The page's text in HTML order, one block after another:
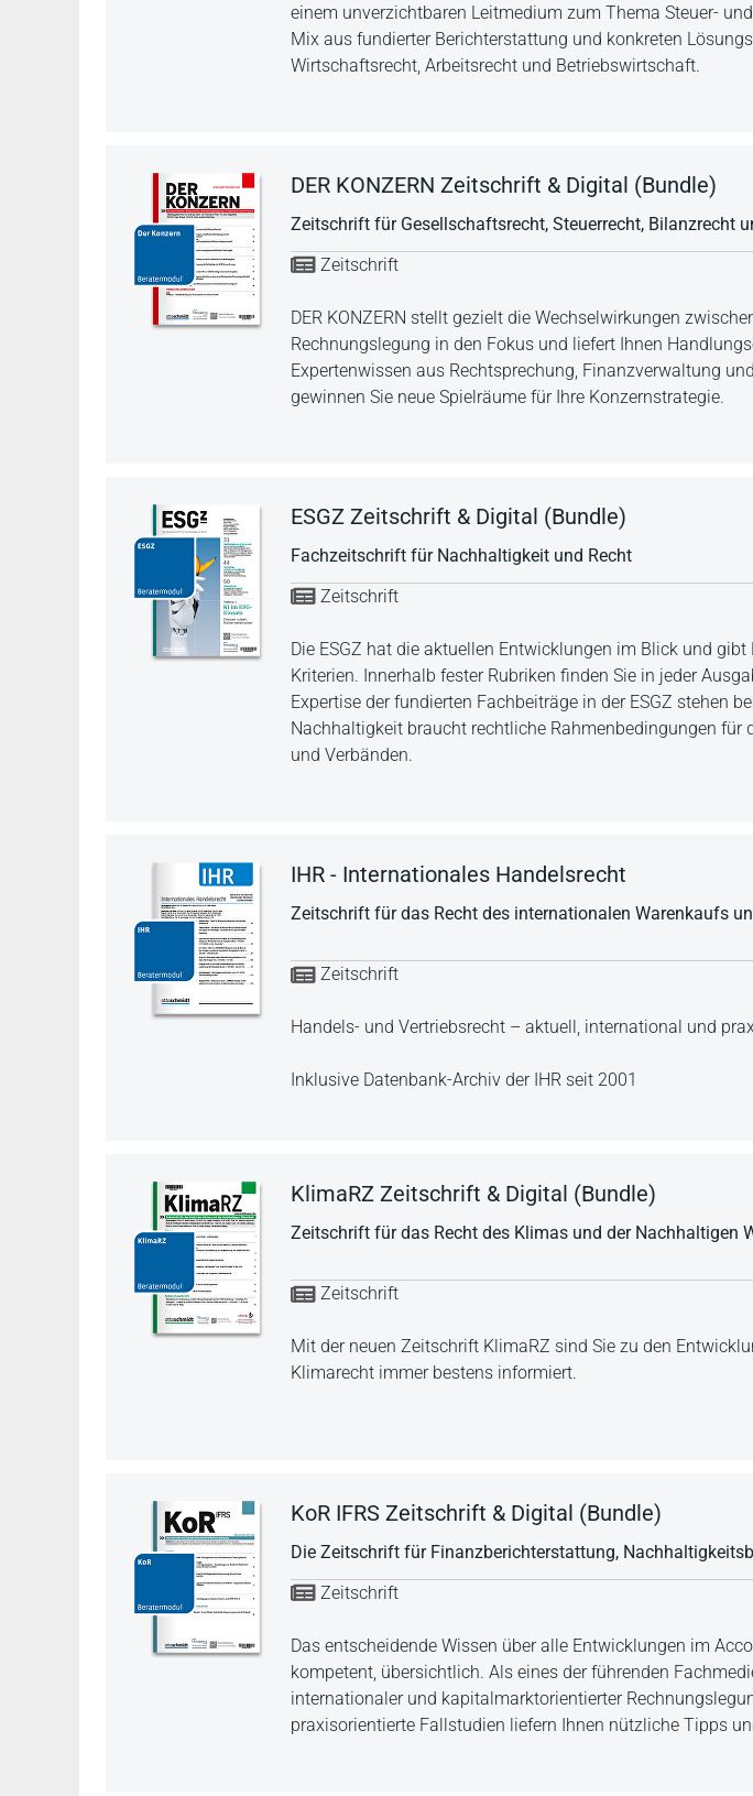
einem unverzichtbaren Leitmedium zum Thema Steuer-
Mix aus fundierter Berichterstattung und konkreten
Wirtschaftsrecht, Arbeitsrecht und Betriebswirtschaft.
DER KONZERN Zeitschrift & Digital (Bundle)
Zeitschrift für Gesellschaftsrecht, Steuerrecht, Bilanzrecht
Zeitschrift
DER KONZERN stellt gezielt die Wechselwirkungen
Rechnungslegung in den Fokus und liefert Ihnen
Expertenwissen aus Rechtsprechung, Finanzverwaltung
gewinnen Sie neue Spielräume für Ihre Konzernstrategie.
ESGZ Zeitschrift & Digital (Bundle)
Fachzeitschrift für Nachhaltigkeit und Recht
Zeitschrift
Die ESGZ hat die aktuellen Entwicklungen im Blick und
Kriterien. Innerhalb fester Rubriken finden Sie in jeder
Expertise der fundierten Fachbeiträge in der ESGZ stehen
Nachhaltigkeit braucht rechtliche Rahmenbedingungen für
und Verbänden.
IHR - Internationales Handelsrecht
Zeitschrift für das Recht des internationalen Warenkaufs
Zeitschrift
Handels- und Vertriebsrecht – aktuell, international und
Inklusive Datenbank-Archiv der IHR seit 2001
KlimaRZ Zeitschrift & Digital (Bundle)
Zeitschrift für das Recht des Klimas und der Nachhaltigen
Zeitschrift
Mit der neuen Zeitschrift KlimaRZ sind Sie zu den
Klimarecht immer bestens informiert.
KoR IFRS Zeitschrift & Digital (Bundle)
Die Zeitschrift für Finanzberichterstattung,
Zeitschrift
Das entscheidende Wissen über alle Entwicklungen im
kompetent, übersichtlich. Als eines der führenden
internationaler und kapitalmarktorientierter
praxisorientierte Fallstudien liefern Ihnen nützliche Tipps